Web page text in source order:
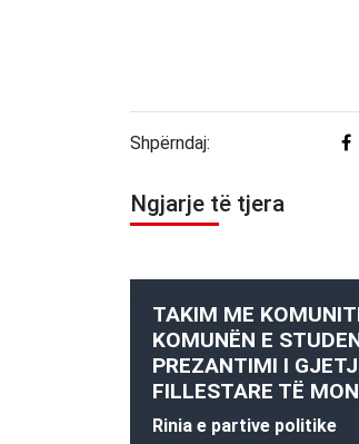
Shpërndaj:
Ngjarje të tjera
TAKIM ME
KOMUNËN E
PREZANTIMI I
FILLESTARE TË
Rinia e partive politike